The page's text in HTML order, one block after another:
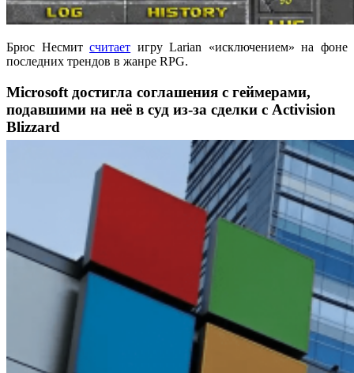
Брюс Несмитсчитает игру Larian «исключением» на фоне
последних трендов в жанре RPG.
Microsoft достигла соглашения с геймерами,
подавшими на неё в суд из-за сделки с Activision
Blizzard